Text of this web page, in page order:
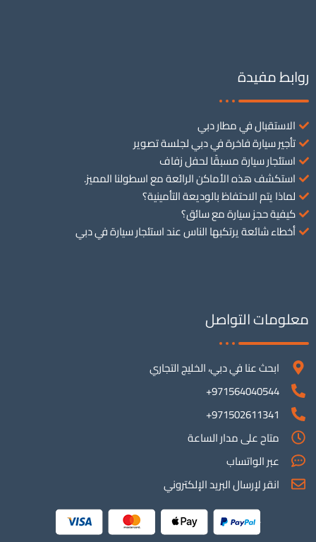
روابط مفيدة
الاستقبال في مطار دبي
تأجير سيارة فاخرة في دبي لجلسة تصوير
استئجار سيارة مسبقًا لحفل زفاف
استكشف هذه الأماكن الرائعة مع اسطولنا المميز.
لماذا يتم الاحتفاظ بالوديعة التأمينية؟
كيفية حجز سيارة مع سائق؟
أخطاء شائعة يرتكبها الناس عند استئجار سيارة في دبي
معلومات التواصل
ابحث عنا في دبي، الخليج التجاري
971564040544+
971502611341+
متاح على مدار الساعة
عبر الواتساب
انقر لإرسال البريد الإلكتروني